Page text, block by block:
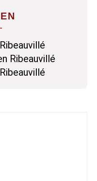
Ribeauvillé